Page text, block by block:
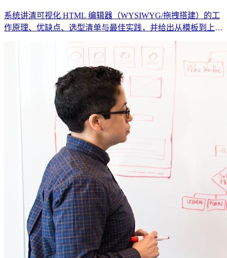
系统讲清可视化 HTML 编辑器（WYSIWYG/拖拽搭建）的工
作原理、优缺点、选型清单与最佳实践，并给出从模板到上线